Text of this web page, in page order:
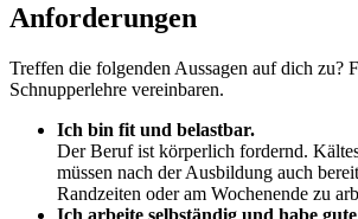
Anforderungen
Treffen die folgenden Aussagen auf dich zu?
Schnupperlehre vereinbaren.
Ich bin fit und belastbar.
Der Beruf ist körperlich fordernd.
müssen nach der Ausbildung auch
Randzeiten oder am Wochenende zu
Ich arbeite selbständig und habe